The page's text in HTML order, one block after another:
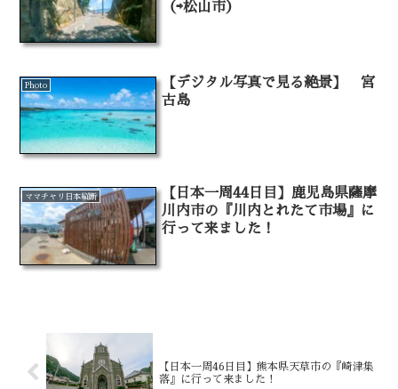
（⇨松山市）
Photo
【デジタル写真で見る絶景】 宮
古島
ママチャリ日本縦断
【日本一周44日目】鹿児島県薩摩
川内市の『川内とれたて市場』に
行って来ました！
【日本一周46日目】熊本県天草市の『崎津集
落』に行って来ました！